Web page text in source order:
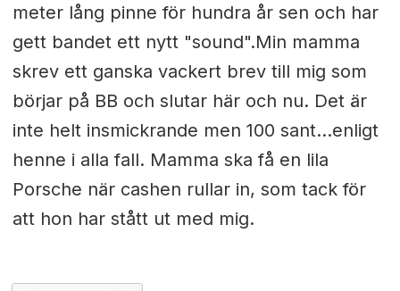
meter lång pinne för hundra år sen och har
gett bandet ett nytt "sound".Min mamma
skrev ett ganska vackert brev till mig som
börjar på BB och slutar här och nu. Det är
inte helt insmickrande men 100 sant...enligt
henne i alla fall. Mamma ska få en lila
Porsche när cashen rullar in, som tack för
att hon har stått ut med mig.